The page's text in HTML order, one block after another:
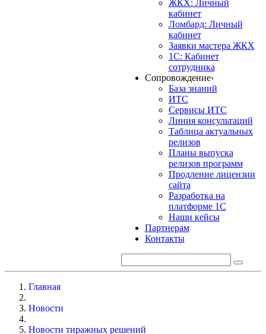
ЖКХ: Личный
кабинет
Ломбард: Личный
кабинет
Заявки мастера ЖКХ
1С: Кабинет
сотрудника
Сопровождение›
База знаний
ИТС
Сервисы ИТС
Линия консультаций
Таблица актуальных
релизов
Планы выпуска
релизов программ
Продление лицензии
сайта
Разработка на
платформе 1С
Наши кейсы
Партнерам
Контакты
Главная
Новости
Новости тиражных решений